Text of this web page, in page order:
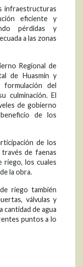
infraestructuras
eficiente y
pérdidas y
a las zonas
Regional de
de Huasmin y
del
culminación. El
de gobierno
de los
de los
de faenas
riego, los cuales
la obra.
riego también
válvulas y
de agua
puntos a lo